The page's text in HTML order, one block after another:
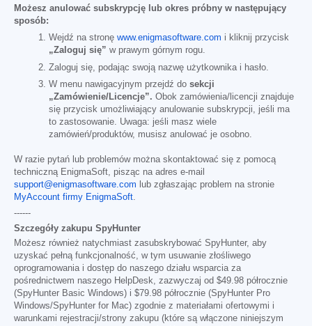
Możesz anulować subskrypcję lub okres próbny w następujący
sposób:
Wejdź na stronę www.enigmasoftware.com i kliknij przycisk
„Zaloguj się” w prawym górnym rogu.
Zaloguj się, podając swoją nazwę użytkownika i hasło.
W menu nawigacyjnym przejdź do sekcji
„Zamówienie/Licencje”. Obok zamówienia/licencji znajduje
się przycisk umożliwiający anulowanie subskrypcji, jeśli ma
to zastosowanie. Uwaga: jeśli masz wiele
zamówień/produktów, musisz anulować je osobno.
W razie pytań lub problemów można skontaktować się z pomocą
techniczną EnigmaSoft, pisząc na adres e-mail
support@enigmasoftware.com lub zgłaszając problem na stronie
MyAccount firmy EnigmaSoft.
------
Szczegóły zakupu SpyHunter
Możesz również natychmiast zasubskrybować SpyHunter, aby
uzyskać pełną funkcjonalność, w tym usuwanie złośliwego
oprogramowania i dostęp do naszego działu wsparcia za
pośrednictwem naszego HelpDesk, zazwyczaj od $49.98 półrocznie
(SpyHunter Basic Windows) i $79.98 półrocznie (SpyHunter Pro
Windows/SpyHunter for Mac) zgodnie z materiałami ofertowymi i
warunkami rejestracji/strony zakupu (które są włączone niniejszym